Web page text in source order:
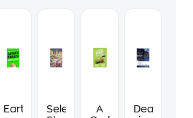
EarthlingsSelected
A
Death